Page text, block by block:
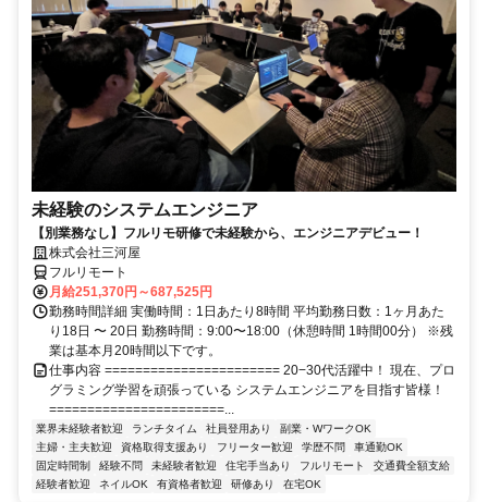
未経験のシステムエンジニア
【別業務なし】フルリモ研修で未経験から、エンジニアデビュー！
株式会社三河屋
フルリモート
月給251,370円～687,525円
勤務時間詳細 実働時間：1日あたり8時間 平均勤務日数：1ヶ月あた
り18日 〜 20日 勤務時間：9:00〜18:00（休憩時間 1時間00分） ※残
業は基本月20時間以下です。
仕事内容 ======================= 20−30代活躍中！ 現在、プロ
グラミング学習を頑張っている システムエンジニアを目指す皆様！
=======================...
業界未経験者歓迎 ランチタイム 社員登用あり
副業・WワークOK
主婦・主夫歓迎
資格取得支援あり フリーター歓迎 学歴不問
車通勤OK
固定時間制
経験不問 未経験者歓迎 住宅手当あり フルリモート
交通費全額支給
経験者歓迎
ネイルOK 有資格者歓迎 研修あり 在宅OK